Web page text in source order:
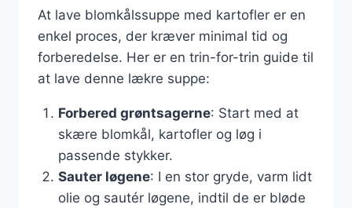
At lave blomkålssuppe med kartofler er en
enkel proces, der kræver minimal tid og
forberedelse. Her er en trin-for-trin guide til
at lave denne lækre suppe:
Forbered grøntsagerne: Start med at
skære blomkål, kartofler og løg i
passende stykker.
Sauter løgene: I en stor gryde, varm lidt
olie og sautér løgene, indtil de er bløde